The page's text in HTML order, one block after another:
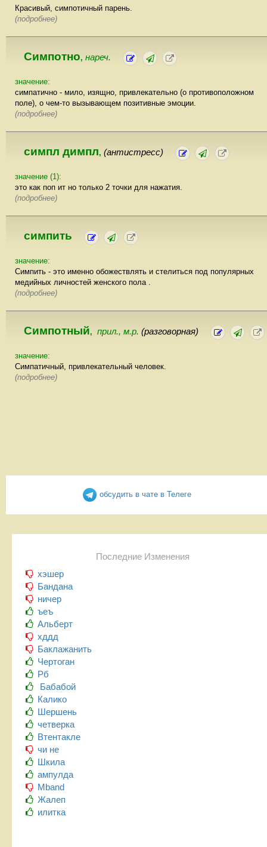
Красивый, симпотичный парень.
(подробнее)
Симпотно, нареч.
значение:
симпатично - мило, изящно, привлекательно (о противоположном
поле), о чем-то вызывающем позитивные эмоции.
(подробнее)
симпл димпл, (антистресс)
значение (1):
это как поп ит но только 2 точки для нажатия.
(подробнее)
симпить
значение:
Симпить - это именно обожествлять и стелиться под популярных
медийных личностей женского пола .
(подробнее)
Симпотный, прил., м.р. (разговорная)
значение:
Симпатичный, привлекательный человек.
(подробнее)
обсудить в чате в Телеге
Последние Изменения
хэшер
Бандана
ничер
ъеъ
Альберт
хддд
Баклажанить
Чертоган
Рб
Бабабой
Калико
Шершень
четверка
Втентакле
чи не
Шкила
ампулда
Mband
Жалеп
илитка